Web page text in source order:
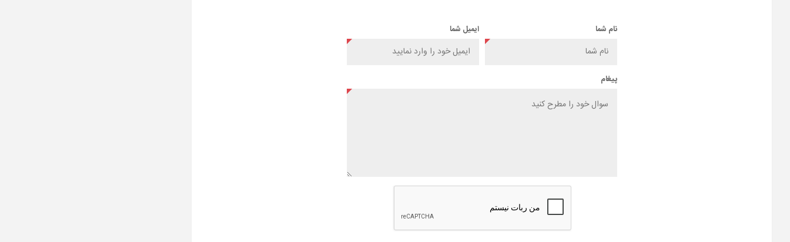
نام شما ایمیل شما
پیغام